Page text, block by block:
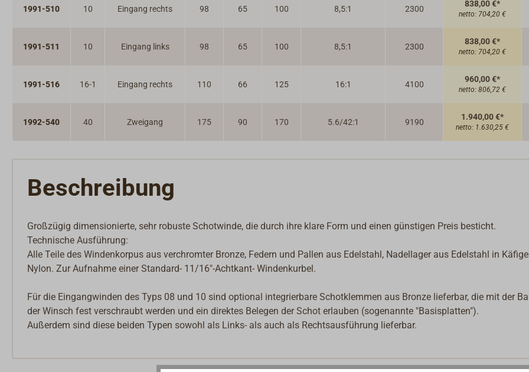
1991-510 10 Eingang rechts 98 65 100 8,5:1 2300
838,00 €*
netto: 704,20 €
1991-511 10 Eingang links 98 65 100 8,5:1 2300
838,00 €*
netto: 704,20 €
1991-516 16-1 Eingang rechts 110 66 125 16:1 4100
960,00 €*
netto: 806,72 €
1992-540 40 Zweigang 175 90 170 5.6/42:1 9190
1.940,00 €*
netto: 1.630,25 €
Beschreibung
Großzügig dimensionierte, sehr robuste Schotwinde, die durch ihre klare Form und einen günstigen Preis besticht.
Technische Ausführung:
Alle Teile des Windenkorpus aus verchromter Bronze, Federn und Pallen aus Edelstahl, Nadellager aus Edelstahl in
Nylon. Zur Aufnahme einer Standard- 11/16"-Achtkant- Windenkurbel.
Für die Eingangwinden des Typs 08 und 10 sind optional integrierbare Schotklemmen aus Bronze lieferbar, die mit der
der Winsch fest verschraubt werden und ein direktes Belegen der Schot erlauben (sogenannte "Basisplatten").
Außerdem sind diese beiden Typen sowohl als Links- als auch als Rechtsausführung lieferbar.